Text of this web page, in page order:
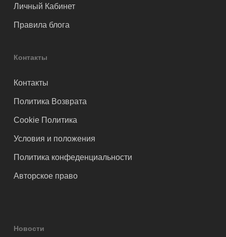
Личный Кабинет
Правила блога
Контакты
Контакты
Политика Возврата
Cookie Политика
Условия и положения
Политика конфеденциальности
Авторское право
Новости